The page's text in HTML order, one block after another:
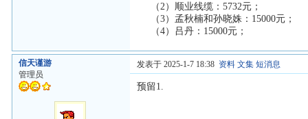
（2）顺业线缆：5732元；
（3）孟秋楠和孙晓姝：15000元；
（4）吕丹：15000元；
信天谨游
管理员
发表于 2025-1-7 18:38 资料 文集 短消息
预留1.